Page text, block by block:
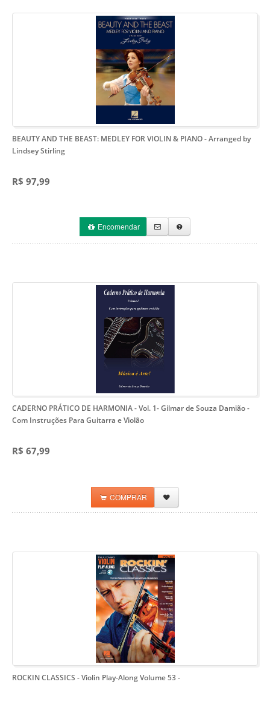
BEAUTY AND THE BEAST: MEDLEY FOR VIOLIN & PIANO- Arranged by
Lindsey Stirling
R$ 97,99
Encomendar
CADERNO PRÁTICO DE HARMONIA - Vol. 1- Gilmar de Souza Damião-
Com Instruções Para Guitarra e Violão
R$ 67,99
COMPRAR
ROCKIN CLASSICS - Violin Play-Along Volume 53-